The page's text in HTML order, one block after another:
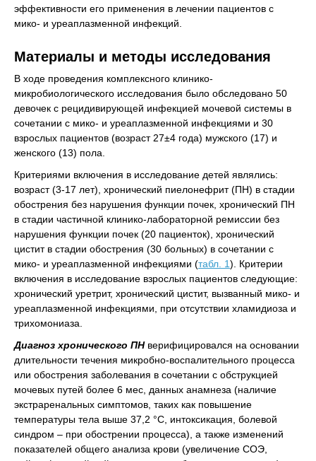
эффективности его применения в лечении пациентов с
мико- и уреаплазменной инфекций.
Материалы и методы исследования
В ходе проведения комплексного клинико-
микробиологического исследования было обследовано 50
девочек с рецидивирующей инфекцией мочевой системы в
сочетании с мико- и уреаплазменной инфекциями и 30
взрослых пациентов (возраст 27±4 года) мужского (17) и
женского (13) пола.
Критериями включения в исследование детей являлись:
возраст (3-17 лет), хронический пиелонефрит (ПН) в стадии
обострения без нарушения функции почек, хронический ПН
в стадии частичной клинико-лабораторной ремиссии без
нарушения функции почек (20 пациенток), хронический
цистит в стадии обострения (30 больных) в сочетании с
мико- и уреаплазменной инфекциями (табл. 1). Критерии
включения в исследование взрослых пациентов следующие:
хронический уретрит, хронический цистит, вызванный мико- и
уреаплазменной инфекциями, при отсутствии хламидиоза и
трихомониаза.
Диагноз хронического ПНверифицировался на основании
длительности течения микробно-воспалительного процесса
или обострения заболевания в сочетании с обструкцией
мочевых путей более 6 мес, данных анамнеза (наличие
экстраренальных симптомов, таких как повышение
температуры тела выше 37,2 °С, интоксикация, болевой
синдром – при обострении процесса), а также изменений
показателей общего анализа крови (увеличение СОЭ,